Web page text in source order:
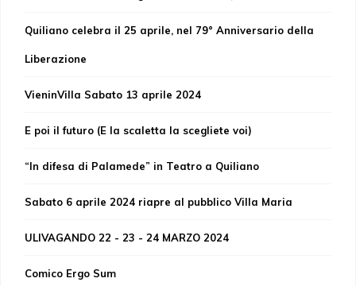
Quiliano celebra il 25 aprile, nel 79° Anniversario della
Liberazione
VieninVilla Sabato 13 aprile 2024
E poi il futuro (E la scaletta la scegliete voi)
“In difesa di Palamede” in Teatro a Quiliano
Sabato 6 aprile 2024 riapre al pubblico Villa Maria
ULIVAGANDO 22 - 23 - 24 MARZO 2024
Comico Ergo Sum